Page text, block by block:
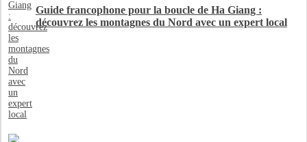
Guide francophone pour la boucle de Ha Giang :
découvrez les montagnes du Nord avec un expert local